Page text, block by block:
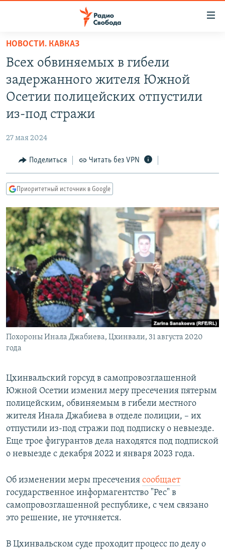
упрощенного
доступа
основному
содержанию
навигации
Вернутся
ПРОГРАММЫ
АВТОРСКИЕ ПРОЕКТЫ
IDEL.РЕАЛИИ
КАВКАЗ.РЕАЛИИ
СИБИРЬ.РЕАЛИИ
РАСПИСАНИЕ ВЕЩАНИЯ
ПОДПИШИТЕСЬ НА РАССЫЛКУ
СОЦИАЛЬНЫЕ СЕТИ
Все сайты РСЕ/РС
НОВОСТИ. КАВКАЗ
Всех обвиняемых в гибели
задержанного жителя Южной
Осетии полицейских отпустили
из-под стражи
27 мая 2024
Поделиться Читать без VPN
Приоритетный источник в Google
Похороны Инала Джабиева, Цхинвали, 31 августа 2020
года
Цхинвальский горсуд в самопровозглашенной
Южной Осетии изменил меру пресечения пятерым
полицейским, обвиняемым в гибели местного
жителя Инала Джабиева в отделе полиции, – их
отпустили из-под стражи под подписку о невыезде.
Еще трое фигурантов дела находятся под подпиской
о невыезде с декабря 2022 и января 2023 года.
Об изменении меры пресечения сообщает
государственное информагентство "Рес" в
самопровозглашенной республике, с чем связано
это решение, не уточняется.
В Цхинвальском суде проходит процесс по делу о